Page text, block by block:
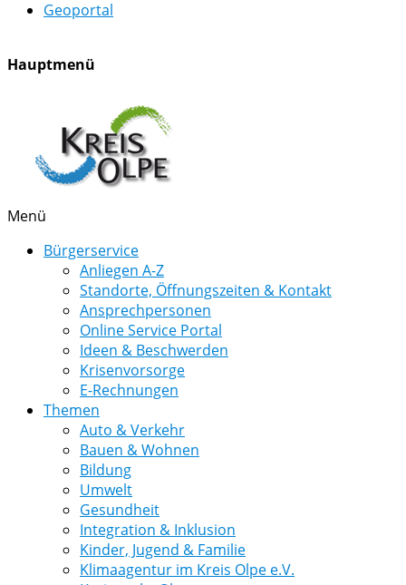
Geoportal
Hauptmenü
Menü
Bürgerservice
Anliegen A-Z
Standorte, Öffnungszeiten & Kontakt
Ansprechpersonen
Online Service Portal
Ideen & Beschwerden
Krisenvorsorge
E-Rechnungen
Themen
Auto & Verkehr
Bauen & Wohnen
Bildung
Umwelt
Gesundheit
Integration & Inklusion
Kinder, Jugend & Familie
Klimaagentur im Kreis Olpe e.V.